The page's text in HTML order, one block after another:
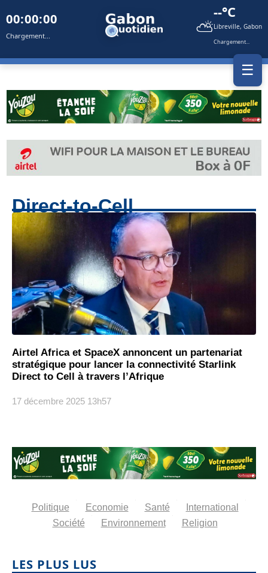
00:00:00
Chargement... ⛅
--°C
Libreville, Gabon
Chargement...
☰
Direct-to-Cell
Airtel Africa et SpaceX annoncent un partenariat
stratégique pour lancer la connectivité Starlink
Direct to Cell à travers l’Afrique
17 décembre 2025 13h57
Politique Economie Santé
International
Société
Environnement Religion
LES PLUS LUS